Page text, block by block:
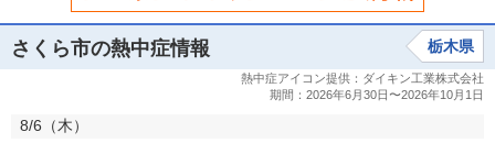
さくら市の熱中症情報 栃木県
8/6（木）